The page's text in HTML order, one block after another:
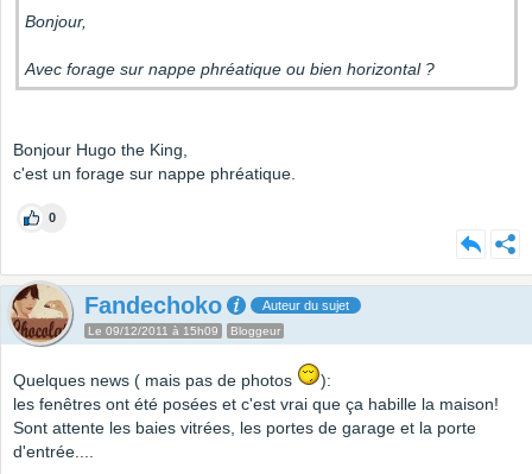
Bonjour,
Avec forage sur nappe phréatique ou bien horizontal ?
Bonjour Hugo the King,
c'est un forage sur nappe phréatique.
0
Fandechoko Auteur du sujet
Le 09/12/2011 à 15h09 Bloggeur
Quelques news ( mais pas de photos
):
les fenêtres ont été posées et c'est vrai que ça habille la maison!
Sont attente les baies vitrées, les portes de garage et la porte
d'entrée....